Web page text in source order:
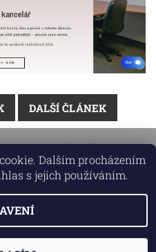
DALŠÍ ČLÁNEK
JANOVICE
projektů, všechna
Shoptet
Dalším procházením
s jejich používáním.